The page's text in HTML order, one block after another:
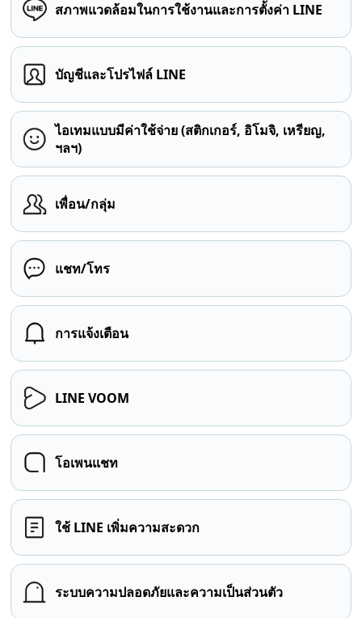
สภาพแวดล้อมในการใช้งานและการตั้งค่า LINE
บัญชีและโปรไฟล์ LINE
ไอเทมแบบมีค่าใช้จ่าย (สติกเกอร์, อิโมจิ, เหรียญ,
ฯลฯ)
เพื่อน/กลุ่ม
แชท/โทร
การแจ้งเตือน
LINE VOOM
โอเพนแชท
ใช้ LINE เพิ่มความสะดวก
ระบบความปลอดภัยและความเป็นส่วนตัว